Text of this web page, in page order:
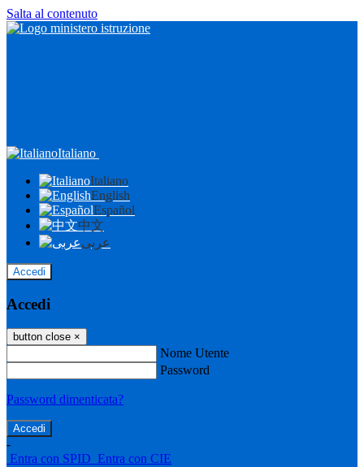
Salta al contenuto
Italiano
Italiano
English
Español
中文
عربى
Accedi
Accedi
button close ×
Nome Utente
Password
Password dimenticata?
-
Entra con SPID Entra con CIE